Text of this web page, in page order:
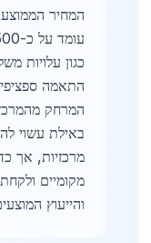
המחיר
כגון עלויות
התאמה
המרחק מהמרכז
באילת עשוי
מרכזיות, אך
מקומיים
והייעוץ